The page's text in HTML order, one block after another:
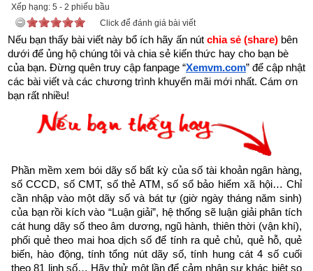
Với mong muốn góp một phần nhỏ bé lan truyền những thông
điệp tích cực truyền cảm hứng về cuộc sống, tình yêu nhằm
giúp những người đang tuyệt vọng bế tắc trong cuộc sống trở
lên mạnh mẽ hơn, giúp họ vực dậy tinh thần, vượt qua nghịch
cảnh để viết tiếp hành trình ước mơ, đạt được thành công
trong cuộc sống,
giả trọn bộ 11
cuốn sách Hạt giống tâm hồn
https://xemvm.com/thu-vien-ebooks/sach-ky-nang-song/link-
tai-sach-hat-giong-tam-hon-pdf-10.html
để tải về Ebook Sách Hạt giống tâm hồn hoặc liên hệ Zalo:
0926.138.186 để nhận trực tiếp file pdf.
Sau đây là Câu chuyện về Hoa hồng tặng Mẹ ngày Giáng
Sinh được trích từ Cuốn “Hạt giống tâm hồn tập 4” của nhà
Xếp hạng: 5 - 2 phiếu bầu
Click để đánh giá bài viết
Nếu bạn thấy bài viết này bổ ích hãy ấn nút chia sẻ (share) bên
dưới để ủng hộ chúng tôi và chia sẻ kiến thức hay cho bạn bè
của bạn. Đừng quên truy cập fanpage “Xemvm.com” để cập nhật
các bài viết và các chương trình khuyến mãi mới nhất. Cám ơn
bạn rất nhiều!
Phần mềm xem bói dãy số bất kỳ của số tài khoản ngân hàng,
số CCCD, số CMT, số thẻ ATM, số sổ bảo hiểm xã hội… Chỉ
cần nhập vào một dãy số và bát tự (giờ ngày tháng năm sinh)
của bạn rồi kích vào “Luận giải”, hệ thống sẽ luận giải phân tích
cát hung dãy số theo âm dương, ngũ hành, thiên thời (vận khí),
phối quẻ theo mai hoa dịch số để tính ra quẻ chủ, quẻ hỗ, quẻ
biến, hào động, tính tổng nút dãy số, tính hung cát 4 số cuối
theo 81 linh số… Hãy thử một lần để cảm nhận sự khác biệt so